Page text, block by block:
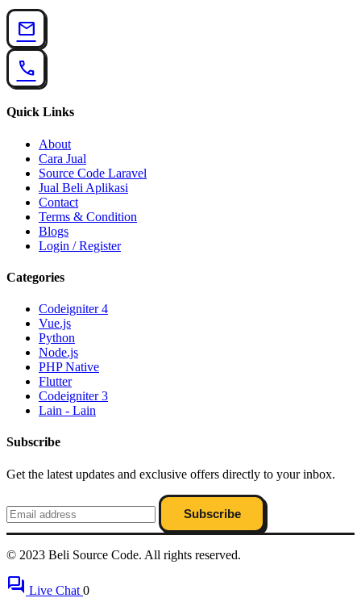
mail
call
Quick Links
About
Cara Jual
Source Code Laravel
Jual Beli Aplikasi
Contact
Terms & Condition
Blogs
Login / Register
Categories
Codeigniter 4
Vue.js
Python
Node.js
PHP Native
Flutter
Codeigniter 3
Lain - Lain
Subscribe
Get the latest updates and exclusive offers directly to your inbox.
Subscribe
© 2023 Beli Source Code. All rights reserved.
forum Live Chat 0